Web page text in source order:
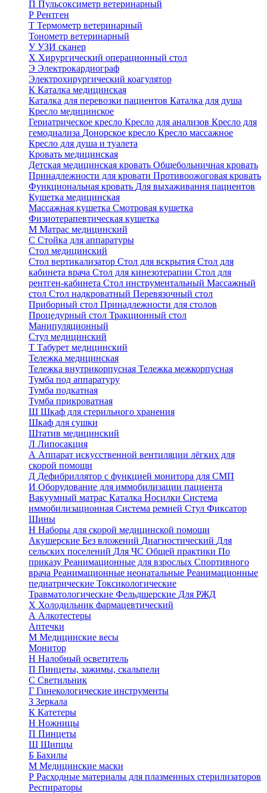
П Пульсоксиметр ветеринарный
Р Рентген
Т Термометр ветеринарный
Тонометр ветеринарный
УУЗИ сканер
Х Хирургический операционный стол
Э Электрокардиограф
Электрохирургический коагулятор
К Каталка медицинская
Каталка для перевозки пациентов Каталка для душа
Кресло медицинское
Гериатрическое кресло Кресло для анализов Кресло для
гемодиализа Донорское кресло Кресло массажное
Кресло для душа и туалета
Кровать медицинская
Детская медицинская кровать Общебольничная кровать
Принадлежности для кровати Противоожоговая кровать
Функциональная кровать Для выхаживания пациентов
Кушетка медицинская
Массажная кушетка Смотровая кушетка
Физиотерапевтическая кушетка
М Матрас медицинский
С Стойка для аппаратуры
Стол медицинский
Стол вертикализатор Стол для вскрытия Стол для
кабинета врача Стол для кинезотерапии Стол для
рентген-кабинета Стол инструментальный Массажный
стол Стол надкроватный Перевязочный стол
Приборный стол Принадлежности для столов
Процедурный стол Тракционный стол
Манипуляционный
Стул медицинский
Т Табурет медицинский
Тележка медицинская
Тележка внутрикорпусная Тележка межкорпусная
Тумба под аппаратуру
Тумба подкатная
Тумба прикроватная
Ш Шкаф для стерильного хранения
Шкаф для сушки
Штатив медицинский
Л Липосакция
А Аппарат искусственной вентиляции лёгких для
скорой помощи
Д Дефибриллятор с функцией монитора для СМП
И Оборудование для иммобилизации пациента
Вакуумный матрас Каталка Носилки Система
иммобилизационная Система ремней Стул Фиксатор
Шины
Н Наборы для скорой медицинской помощи
Акушерские Без вложений Диагностический Для
сельских поселений Для ЧС Общей практики По
приказу Реанимационные для взрослых Спортивного
врача Реанимационные неонатальные Реанимационные
педиатрические Токсикологические
Травматологические Фельдшерские Для РЖД
Х Холодильник фармацевтический
А Алкотестеры
Аптечки
М Медицинские весы
Монитор
Н Налобный осветитель
П Пинцеты, зажимы, скальпели
С Светильник
Г Гинекологические инструменты
З Зеркала
К Катетеры
Н Ножницы
П Пинцеты
Щ Щипцы
Б Бахилы
М Медицинские маски
Р Расходные материалы для плазменных стерилизаторов
Респираторы